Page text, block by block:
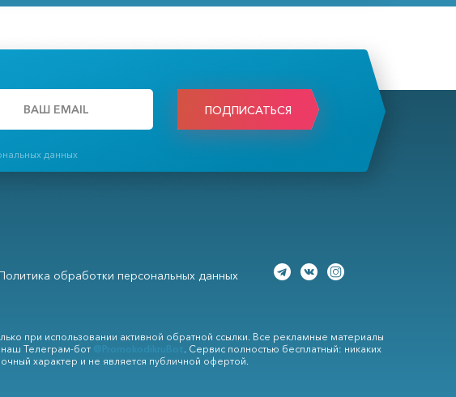
ПОДПИСАТЬСЯ
данных
Политика обработки персональных данных
при использовании активной обратной ссылки. Все рекламные материалы
наш Телеграм-бот
. Сервис полностью бесплатный: никаких
характер и не является публичной офертой.